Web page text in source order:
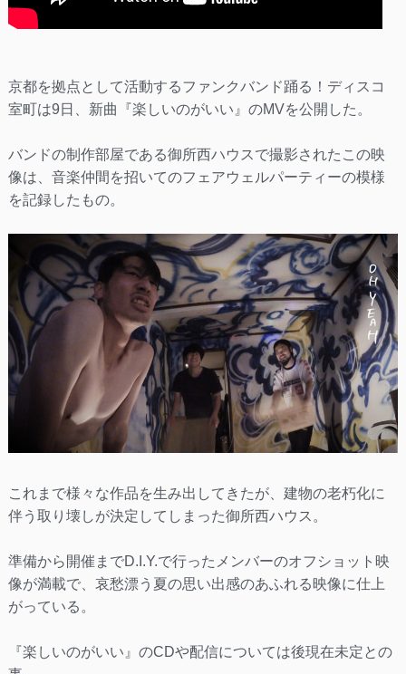
京都を拠点として活動するファンクバンド踊る！ディスコ
室町は9日、新曲『楽しいのがいい』のMVを公開した。
バンドの制作部屋である御所西ハウスで撮影されたこの映
像は、音楽仲間を招いてのフェアウェルパーティーの模様
を記録したもの。
これまで様々な作品を生み出してきたが、建物の老朽化に
伴う取り壊しが決定してしまった御所西ハウス。
準備から開催までD.I.Y.で行ったメンバーのオフショット映
像が満載で、哀愁漂う夏の思い出感のあふれる映像に仕上
がっている。
『楽しいのがいい』のCDや配信については後現在未定との